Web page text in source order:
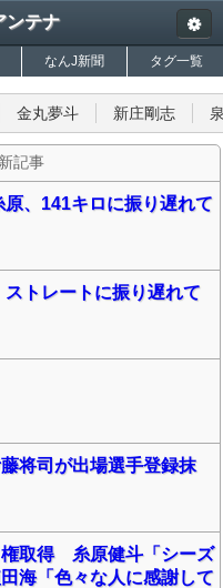
ンテナ
なんJ新聞 タグ一覧
金丸夢斗 新庄剛志
記事
原、141キロに振り遅れて
ストレートに振り遅れて
将司が出場選手登録抹
権取得 糸原健斗「シーズ
海「色々な人に感謝して